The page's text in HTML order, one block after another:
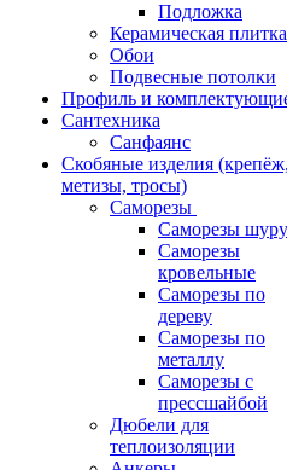
Подложка
Керамическая плитка
Обои
Подвесные потолки
Профиль и
Сантехника
Санфаянс
Скобяные изделия (крепёж,
метизы, тросы)
Саморезы
Саморезы
Саморезы
кровельные
Саморезы по
дереву
Саморезы по
металлу
Саморезы с
прессшайбой
Дюбели для
теплоизоляции